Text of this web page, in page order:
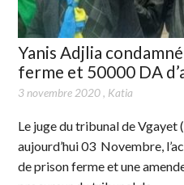
Yanis Adjlia
ferme et 50000 DA
3 novembre 2020, Katia
Le juge du tribunal de Vgayet
aujourd’hui 03 Novembre,
de prison ferme et une